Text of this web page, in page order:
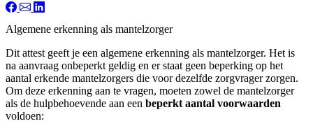
Algemene erkenning als mantelzorger
Dit attest geeft je een algemene erkenning als mantelzorger. Het is
na aanvraag onbeperkt geldig en er staat geen beperking op het
aantal erkende mantelzorgers die voor dezelfde zorgvrager zorgen.
Om deze erkenning aan te vragen, moeten zowel de mantelzorger
als de hulpbehoevende aan een beperkt aantal voorwaarden
voldoen: